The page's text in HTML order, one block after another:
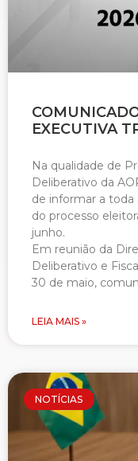
EXECUTIVA
Na qualidade de
Deliberativo da
de informar a toda
do processo
junho.
Em reunião da
Deliberativo e
30 de maio,
LEIA MAIS »
NOTÍCIAS